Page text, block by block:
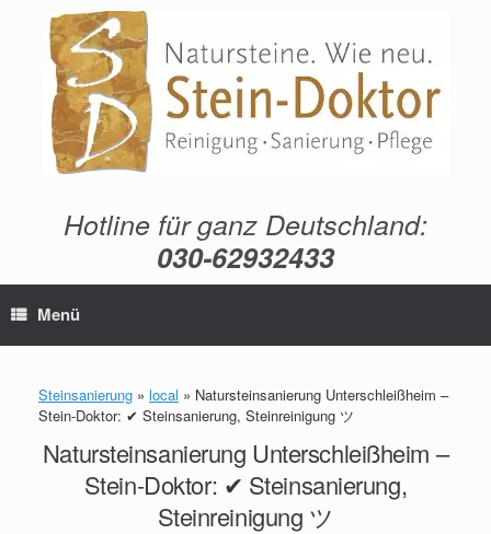
springen
Hotline für ganz Deutschland:
030-62932433
Menü
Steinsanierung » local » Natursteinsanierung Unterschleißheim –
Stein-Doktor: ✔ Steinsanierung, Steinreinigung ツ
Natursteinsanierung Unterschleißheim –
Stein-Doktor: ✔ Steinsanierung,
Steinreinigung ツ